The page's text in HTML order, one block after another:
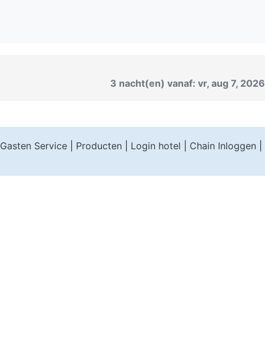
3 nacht(en) vanaf: vr, aug 7, 2026
Gasten Service| Producten Login hotel Chain Inloggen